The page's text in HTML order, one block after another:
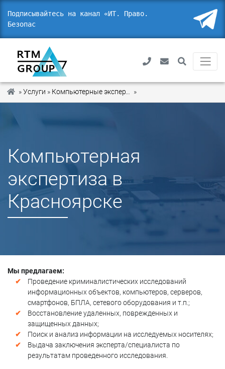
Подписывайтесь на канал «ИТ. Право.
Безопасность
»Услуги » Компьютерные экспертизы »
Компьютерная
экспертиза в
Красноярске
Мы предлагаем:
Проведение криминалистических исследований
информационных объектов, компьютеров, серверов,
смартфонов, БПЛА, сетевого оборудования и т.п.;
Восстановление удаленных, поврежденных и
защищенных данных;
Поиск и анализ информации на исследуемых носителях;
Выдача заключения эксперта/специалиста по
результатам проведенного исследования.